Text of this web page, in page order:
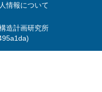
情報について
造計画研究所